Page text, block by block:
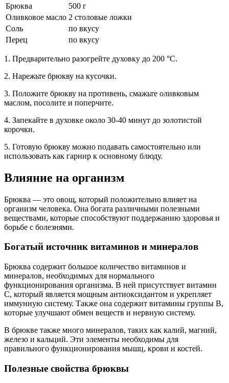
Брюква
500 г
Оливковое масло 2 столовые ложки
Соль
по вкусу
Перец
по вкусу
1. Предварительно разогрейте духовку до 200 °C.
2. Нарежьте брюкву на кусочки.
3. Положите брюкву на противень, смажьте оливковым
маслом, посолите и поперчите.
4. Запекайте в духовке около 30-40 минут до золотистой
корочки.
5. Готовую брюкву можно подавать самостоятельно или
использовать как гарнир к основному блюду.
Влияние на организм
Брюква — это овощ, который положительно влияет на
организм человека. Она богата различными полезными
веществами, которые способствуют поддержанию здоровья и
борьбе с болезнями.
Богатый источник витаминов и минералов
Брюква содержит большое количество витаминов и
минералов, необходимых для нормального
функционирования организма. В ней присутствует витамин
С, который является мощным антиоксидантом и укрепляет
иммунную систему. Также она содержит витамины группы В,
которые улучшают обмен веществ и нервную систему.
В брюкве также много минералов, таких как калий, магний,
железо и кальций. Эти элементы необходимы для
правильного функционирования мышц, крови и костей.
Полезные свойства брюквы